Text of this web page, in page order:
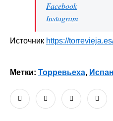
Facebook
Instagram
Источник https://
Метки: Торревьеха,